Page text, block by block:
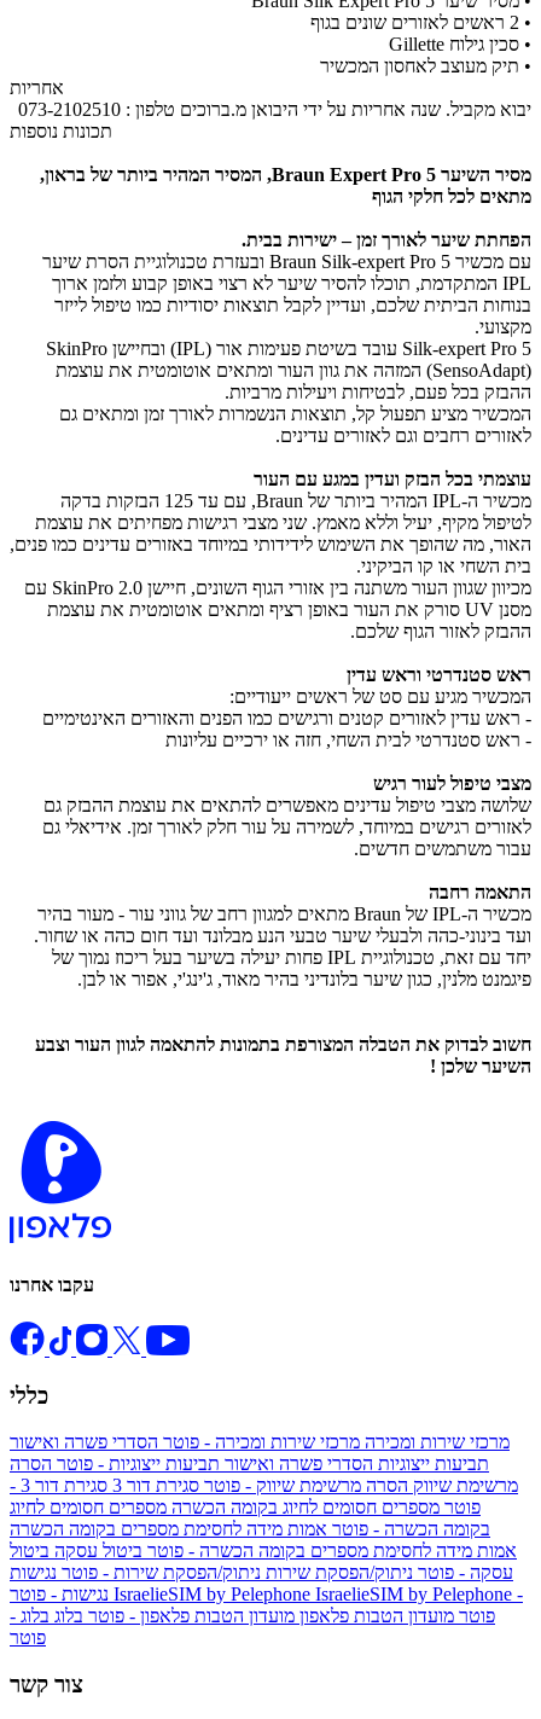
• 2 ראשים לאזורים שונים בגוף
• סכין גילוח Gillette
• תיק מעוצב לאחסון המכשיר
אחריות
יבוא מקביל. שנה אחריות על ידי היבואן מ.ברוכים טלפון : 073-2102510
תכונות נוספות
מסיר השיער Braun Expert Pro 5, המסיר המהיר ביותר של בראון,
מתאים לכל חלקי הגוף
הפחתת שיער לאורך זמן – ישירות בבית.
עם מכשיר Braun Silk‑expert Pro 5 ובעזרת טכנולוגיית הסרת שיער
IPL המתקדמת, תוכלו להסיר שיער לא רצוי באופן קבוע ולזמן ארוך
בנוחות הביתית שלכם, ועדיין לקבל תוצאות יסודיות כמו טיפול לייזר
מקצועי.
Silk‑expert Pro 5 עובד בשיטת פעימות אור (IPL) ובחיישן SkinPro
(SensoAdapt) המזהה את גוון העור ומתאים אוטומטית את עוצמת
ההבזק בכל פעם, לבטיחות ויעילות מרביות.
המכשיר מציע תפעול קל, תוצאות הנשמרות לאורך זמן ומתאים גם
לאזורים רחבים וגם לאזורים עדינים.
עוצמתי בכל הבזק ועדין במגע עם העור
מכשיר ה‑IPL המהיר ביותר של Braun, עם עד 125 הבזקות בדקה
לטיפול מקיף, יעיל וללא מאמץ. שני מצבי רגישות מפחיתים את עוצמת
האור, מה שהופך את השימוש לידידותי במיוחד באזורים עדינים כמו פנים,
בית השחי או קו הביקיני.
מכיוון שגוון העור משתנה בין אזורי הגוף השונים, חיישן SkinPro 2.0 עם
מסנן UV סורק את העור באופן רציף ומתאים אוטומטית את עוצמת
ההבזק לאזור הגוף שלכם.
ראש סטנדרטי וראש עדין
המכשיר מגיע עם סט של ראשים ייעודיים:
- ראש עדין לאזורים קטנים ורגישים כמו הפנים והאזורים האינטימיים
- ראש סטנדרטי לבית השחי, חזה או ירכיים עליונות
מצבי טיפול לעור רגיש
שלושה מצבי טיפול עדינים מאפשרים להתאים את עוצמת ההבזק גם
לאזורים רגישים במיוחד, לשמירה על עור חלק לאורך זמן. אידיאלי גם
עבור משתמשים חדשים.
התאמה רחבה
מכשיר ה‑IPL של Braun מתאים למגוון רחב של גווני עור - מעור בהיר
ועד בינוני‑כהה ולבעלי שיער טבעי הנע מבלונד ועד חום כהה או שחור.
יחד עם זאת, טכנולוגיית IPL פחות יעילה בשיער בעל ריכוז נמוך של
פיגמנט מלנין, כגון שיער בלונדיני בהיר מאוד, ג'ינג'י, אפור או לבן.
חשוב לבדוק את הטבלה המצורפת בתמונות להתאמה לגוון העור וצבע
השיער שלכן !
עקבו אחרנו
כללי
מרכזי שירות ומכירה מרכזי שירות ומכירה - פוטר הסדרי פשרה ואישור
תביעות ייצוגיות הסדרי פשרה ואישור תביעות ייצוגיות - פוטר הסרה
מרשימת שיווק הסרה מרשימת שיווק - פוטר סגירת דור 3
סגירת דור 3 -
פוטר מספרים חסומים לחיוג בקומה הכשרה מספרים חסומים לחיוג
בקומה הכשרה - פוטר אמות מידה לחסימת מספרים בקומה הכשרה
אמות מידה לחסימת מספרים בקומה הכשרה - פוטר ביטול עסקה ביטול
עסקה - פוטר ניתוק/הפסקת שירות ניתוק/הפסקת שירות - פוטר נגישות
IsraelieSIM by Pelephone IsraelieSIM by Pelephone -
פוטר מועדון הטבות פלאפון מועדון הטבות פלאפון - פוטר בלוג בלוג -
פוטר
צור קשר